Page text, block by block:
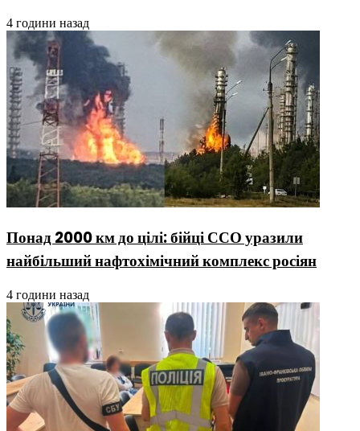
4 години назад
Понад 2000 км до цілі: бійці ССО уразили
найбільший нафтохімічний комплекс росіян
4 години назад